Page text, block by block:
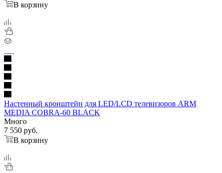
В корзину
Настенный кронштейн для LED/LCD телевизоров ARM
MEDIA COBRA-60 BLACK
Много
7 550 руб.
В корзину